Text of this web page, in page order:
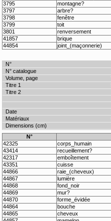
3795
montagne?
3797
arbre?
3798
fenêtre
3799
toit
3801
renversement
41857
brique
44854
joint_(maçonnerie)
N°
42325
corps_humain
43414
recueillement?
42317
emboîtement
43351
cuisse
44866
raie_(cheveux)
44867
lumière
44868
fond_noir
44869
mur?
44870
forme_évidée
44864
bouche
44865
cheveux